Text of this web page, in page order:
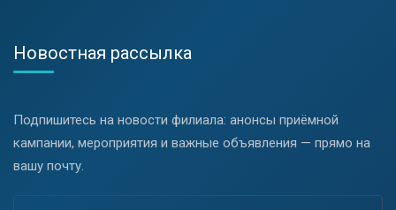
Новостная рассылка
Подпишитесь на новости филиала: анонсы приёмной
кампании, мероприятия и важные объявления — прямо на
вашу почту.